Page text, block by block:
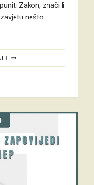
Zakon, znači li
nešto